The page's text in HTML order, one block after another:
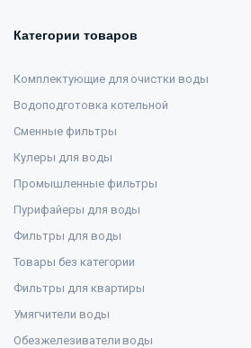
Категории товаров
Комплектующие для очистки воды
Водоподготовка котельной
Сменные фильтры
Кулеры для воды
Промышленные фильтры
Пурифайеры для воды
Фильтры для воды
Товары без категории
Фильтры для квартиры
Умягчители воды
Обезжелезиватели воды